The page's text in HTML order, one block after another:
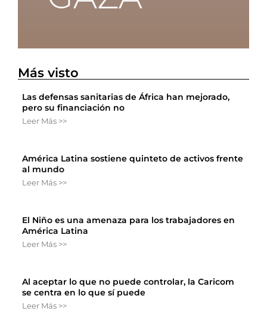
Más visto
Las defensas sanitarias de África han mejorado,
pero su financiación no
Leer Más >>
América Latina sostiene quinteto de activos frente
al mundo
Leer Más >>
El Niño es una amenaza para los trabajadores en
América Latina
Leer Más >>
Al aceptar lo que no puede controlar, la Caricom
se centra en lo que sí puede
Leer Más >>